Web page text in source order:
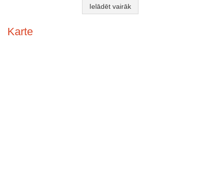
Ielādēt vairāk
Karte